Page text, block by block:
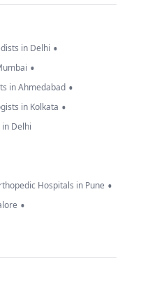
in Delhi •
•
in Ahmedabad •
in Kolkata •
Delhi
Hospitals in Pune •
•